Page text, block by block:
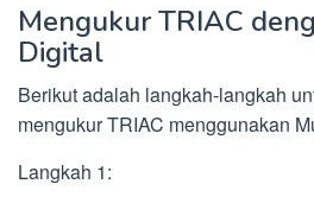
Mengukur TRIAC
Digital
Berikut adalah langkah-langkah
mengukur TRIAC menggunakan
Langkah 1: